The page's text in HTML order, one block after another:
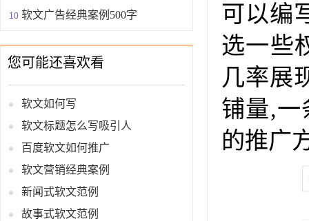
软文广告经典案例500字
您可能还喜欢看
软文如何写
软文标题怎么写吸引人
百度软文如何推广
软文营销经典案例
新闻式软文范例
故事式软文范例
可以编
选一些
几率展
铺量,一
的推广